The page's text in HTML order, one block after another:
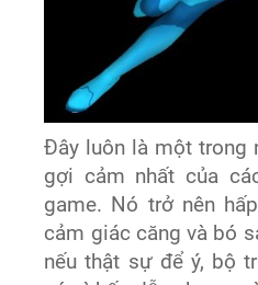
Đây luôn là một trong
gợi cảm nhất của
game. Nó trở nên
cảm giác căng và bó
nếu thật sự để ý, bộ